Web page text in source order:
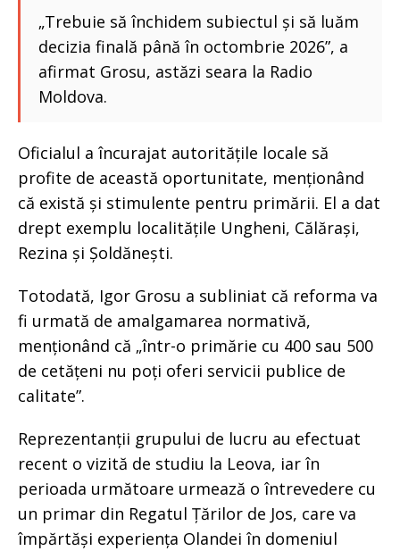
„Trebuie să închidem subiectul și să luăm
decizia finală până în octombrie 2026”, a
afirmat Grosu, astăzi seara la Radio
Moldova.
Oficialul a încurajat autoritățile locale să
profite de această oportunitate, menționând
că există și stimulente pentru primării. El a dat
drept exemplu localitățile Ungheni, Călărași,
Rezina și Șoldănești.
Totodată, Igor Grosu a subliniat că reforma va
fi urmată de amalgamarea normativă,
menționând că „într-o primărie cu 400 sau 500
de cetățeni nu poți oferi servicii publice de
calitate”.
Reprezentanții grupului de lucru au efectuat
recent o vizită de studiu la Leova, iar în
perioada următoare urmează o întrevedere cu
un primar din Regatul Țărilor de Jos, care va
împărtăși experiența Olandei în domeniul